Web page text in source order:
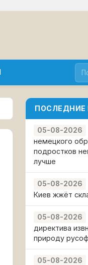
ПОСЛЕДНИЕ
05-08-2026
немецкого
подростков
лучше
05-08-2026
Киев жжёт
05-08-2026
директива
природу
05-08-2026